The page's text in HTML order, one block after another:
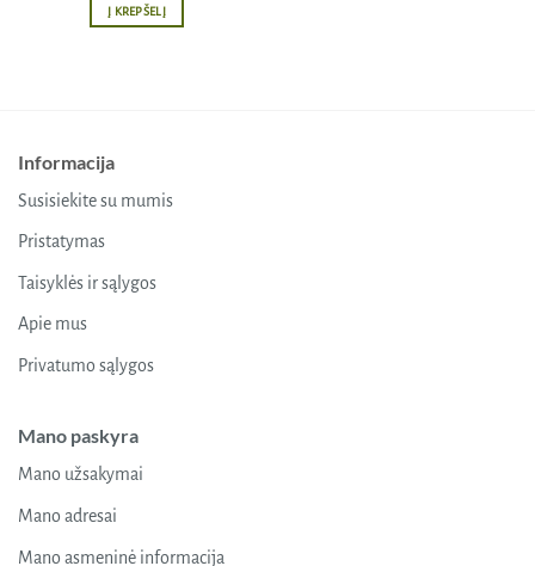
Į KREPŠELĮ
Informacija
Susisiekite su mumis
Pristatymas
Taisyklės ir sąlygos
Apie mus
Privatumo sąlygos
Mano paskyra
Mano užsakymai
Mano adresai
Mano asmeninė informacija